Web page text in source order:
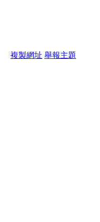
複製網址 舉報主題